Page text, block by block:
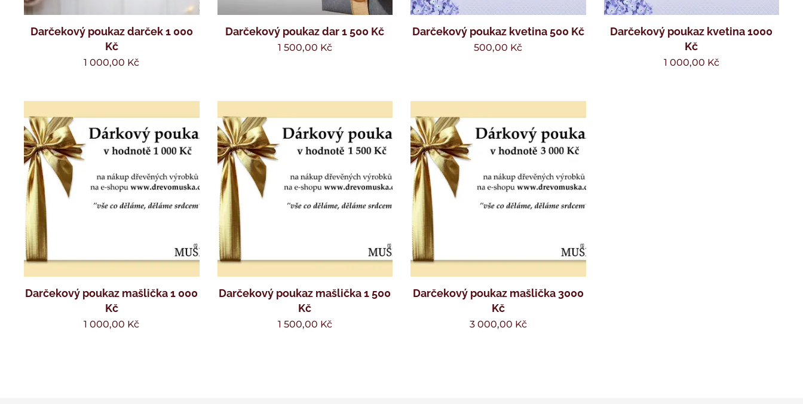
Darčekový poukaz darček 1 000
Kč
1 000,00 Kč
Darčekový poukaz dar 1 500 Kč
1 500,00 Kč
Darčekový poukaz kvetina 500 Kč
500,00 Kč
Darčekový poukaz kvetina 1000
Kč
1 000,00 Kč
Darčekový poukaz mašlička 1 000
Kč
1 000,00 Kč
Darčekový poukaz mašlička 1 500
Kč
1 500,00 Kč
Darčekový poukaz mašlička 3000
Kč
3 000,00 Kč